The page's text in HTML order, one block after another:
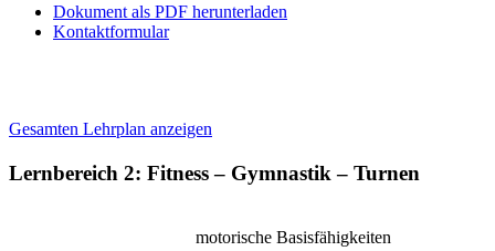
Dokument als PDF herunterladen
Kontaktformular
Gesamten Lehrplan anzeigen
Lernbereich 2: Fitness – Gymnastik – Turnen
motorische Basisfähigkeiten